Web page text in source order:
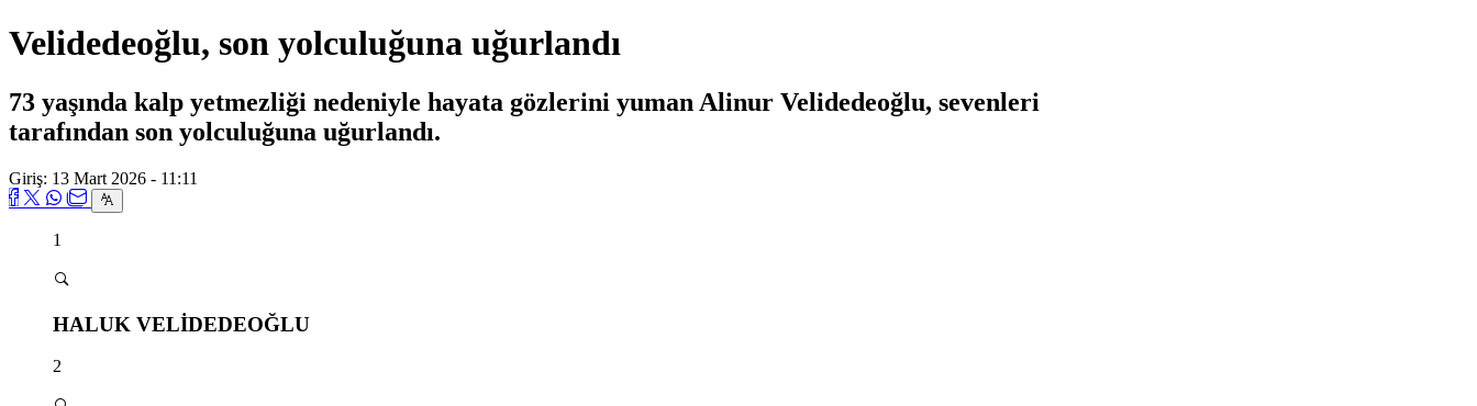
Velidedeoğlu, son yolculuğuna uğurlandı
73 yaşında kalp yetmezliği nedeniyle hayata gözlerini yuman Alinur Velidedeoğlu, sevenleri
tarafından son yolculuğuna uğurlandı.
Giriş: 13 Mart 2026 - 11:11
1
HALUK VELİDEDEOĞLU
2